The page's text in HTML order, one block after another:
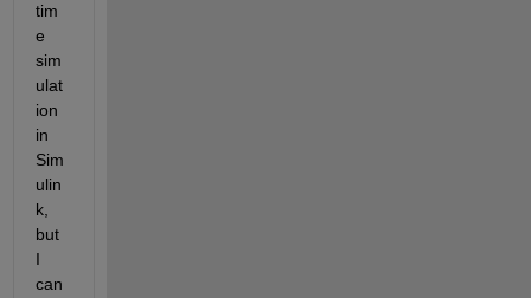
tim
e
sim
ulat
ion
in
Sim
ulin
k,
but
I
can